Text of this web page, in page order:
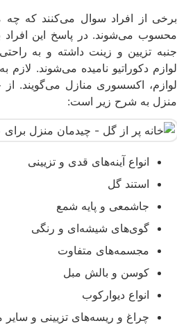
برخی از افراد سوال می‌کنند که چه
محسوب می‌شوند. در پاسخ این افراد
جنبه تزیین و زینت داشته و به
لوازم دکوراتیو نامیده می‌شوند.
لوازم، اکسسوری منازل می‌گویند. از
منزل به شرح زیر است:
انواع آینه‌های قدی و تزیینی
استند گل
جاشمعی و پایه شمع
گوی‌های شیشه‌ای و رنگی
مجسمه‌های متفاوت
کوسن و بالش مبل
انواع دیوارکوب
چراغ و ریسه‌های تزیینی و سایر